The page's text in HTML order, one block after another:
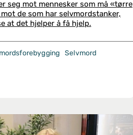
seg mot mennesker som må «tørre
de som har selvmordstanker,
at det hjelper å få hjelp.
Selvmord